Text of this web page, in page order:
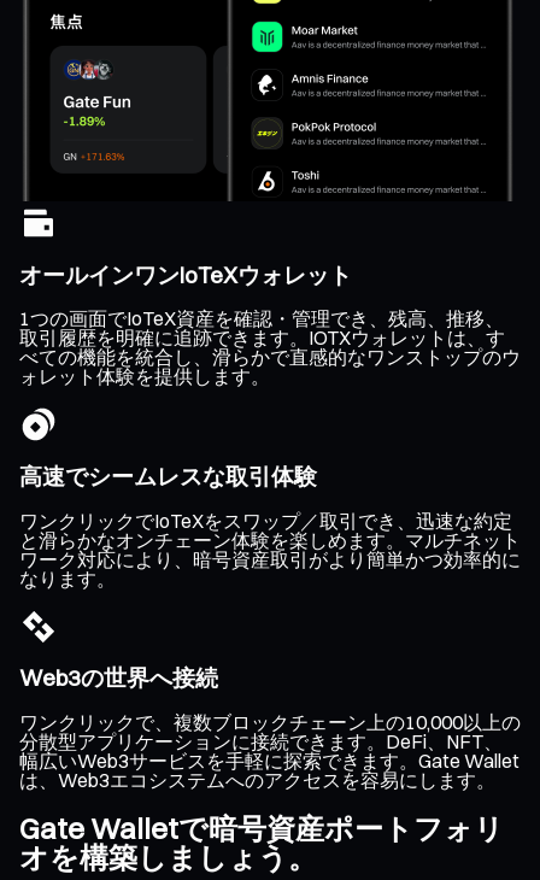
オールインワンIoTeXウォレット
1つの画面でIoTeX資産を確認・管理でき、残高、推移、
取引履歴を明確に追跡できます。IOTXウォレットは、す
べての機能を統合し、滑らかで直感的なワンストップのウ
ォレット体験を提供します。
高速でシームレスな取引体験
ワンクリックでIoTeXをスワップ／取引でき、迅速な約定
と滑らかなオンチェーン体験を楽しめます。マルチネット
ワーク対応により、暗号資産取引がより簡単かつ効率的に
なります。
Web3の世界へ接続
ワンクリックで、複数ブロックチェーン上の10,000以上の
分散型アプリケーションに接続できます。DeFi、NFT、
幅広いWeb3サービスを手軽に探索できます。Gate Wallet
は、Web3エコシステムへのアクセスを容易にします。
Gate Walletで暗号資産ポートフォリ
オを構築しましょう。